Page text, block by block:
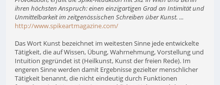
ihren höchsten Anspruch: einen einzigartigen Grad an Intimität und
Unmittelbarkeit im zeitgenössischen Schreiben über Kunst. ...
http://www.spikeartmagazine.com/
Das Wort Kunst bezeichnet im weitesten Sinne jede entwickelte
Tätigkeit, die auf Wissen, Übung, Wahrnehmung, Vorstellung und
Intuition gegründet ist (Heilkunst, Kunst der freien Rede). Im
engeren Sinne werden damit Ergebnisse gezielter menschlicher
Tätigkeit benannt, die nicht eindeutig durch Funktionen